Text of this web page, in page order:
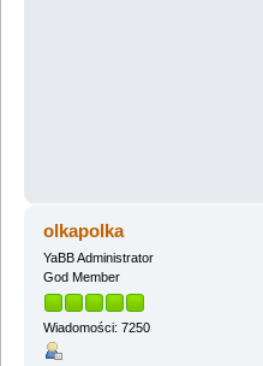
olkapolka
YaBB Administrator
God Member
Wiadomości: 7250